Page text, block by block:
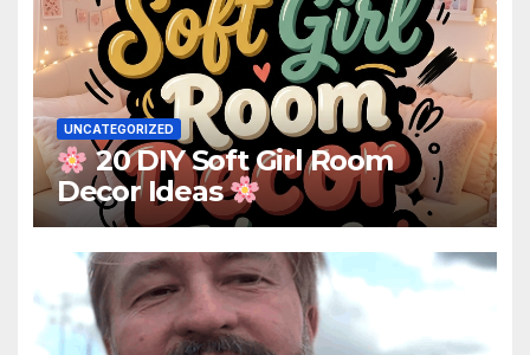
UNCATEGORIZED
20 DIY Soft Girl Room
Decor Ideas